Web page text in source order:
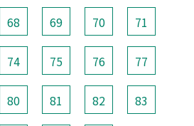
68 69 70 71
74 75 76 77
80 81 82 83